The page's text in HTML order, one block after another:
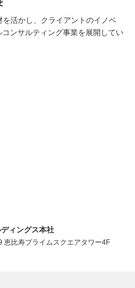
活かし、クライアントのイノベ
ンサルティング事業を展開してい
ィングス本社
比寿プライムスクエアタワー4F